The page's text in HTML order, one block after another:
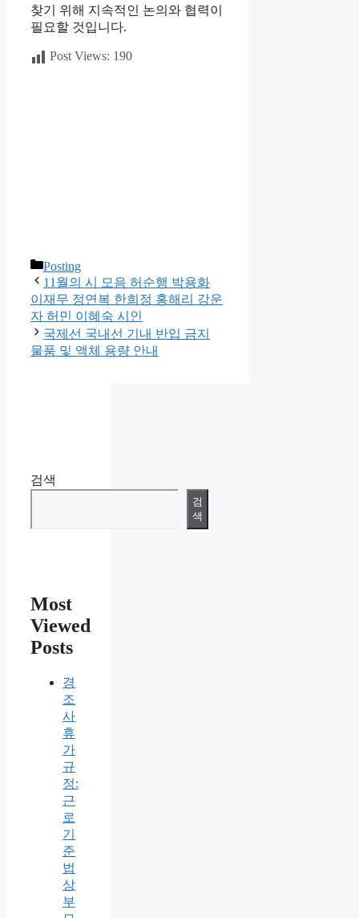
찾기 위해 지속적인 논의와 협력이
필요할 것입니다.
Post Views: 190
카
테
고
리
Posting
11월의 시 모음 허순행 박용화
이재무 정연복 한희정 홍해리 강운
자 허민 이혜숙 시인
국제선 국내선 기내 반입 금지
물품 및 액체 용량 안내
검색
검
색
Most
Viewed
Posts
경
조
사
휴
가
규
정:
근
로
기
준
법
상
부